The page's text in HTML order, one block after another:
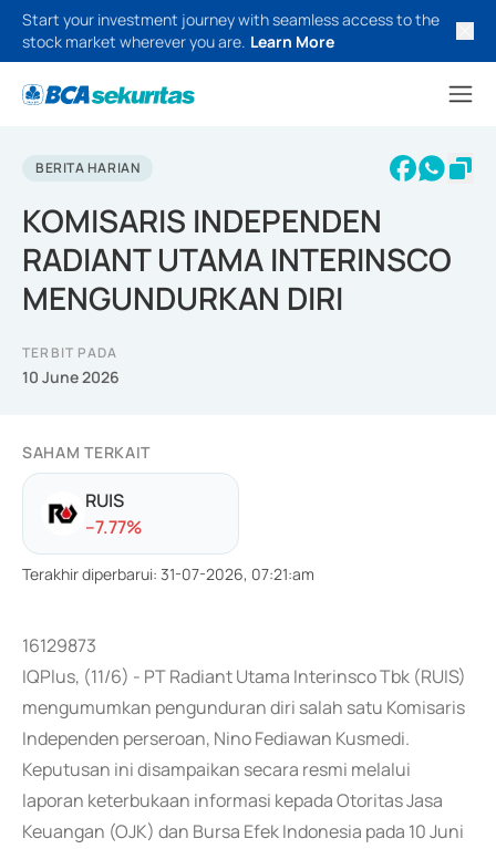
Start your investment journey with seamless access to the
stock market wherever you are. Learn More
BERITA HARIAN
KOMISARIS INDEPENDEN
RADIANT UTAMA INTERINSCO
MENGUNDURKAN DIRI
TERBIT PADA
10 June 2026
SAHAM TERKAIT
RUIS
--7.77%
Terakhir diperbarui: 31-07-2026, 07:21:am
16129873
IQPlus, (11/6) - PT Radiant Utama Interinsco Tbk (RUIS)
mengumumkan pengunduran diri salah satu Komisaris
Independen perseroan, Nino Fediawan Kusmedi.
Keputusan ini disampaikan secara resmi melalui
laporan keterbukaan informasi kepada Otoritas Jasa
Keuangan (OJK) dan Bursa Efek Indonesia pada 10 Juni